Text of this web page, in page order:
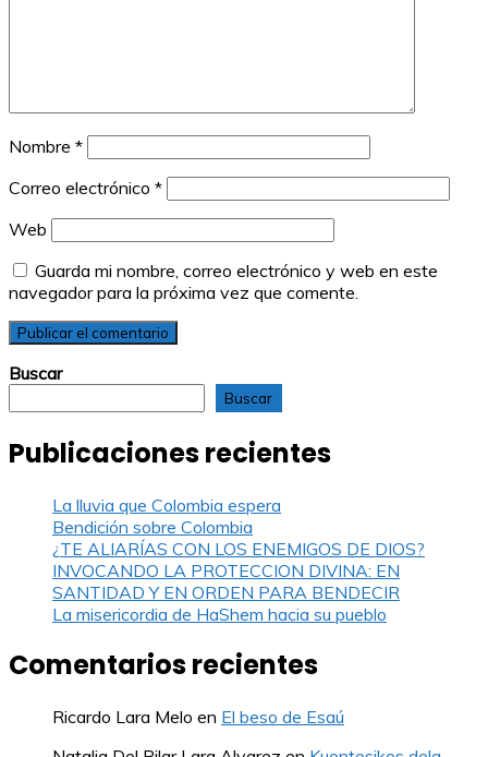
Nombre *
Correo electrónico *
Web
Guarda mi nombre, correo electrónico y web en este
navegador para la próxima vez que comente.
Buscar
Buscar
Publicaciones recientes
La lluvia que Colombia espera
Bendición sobre Colombia
¿TE ALIARÍAS CON LOS ENEMIGOS DE DIOS?
INVOCANDO LA PROTECCION DIVINA: EN
SANTIDAD Y EN ORDEN PARA BENDECIR
La misericordia de HaShem hacia su pueblo
Comentarios recientes
Ricardo Lara Melo en El beso de Esaú